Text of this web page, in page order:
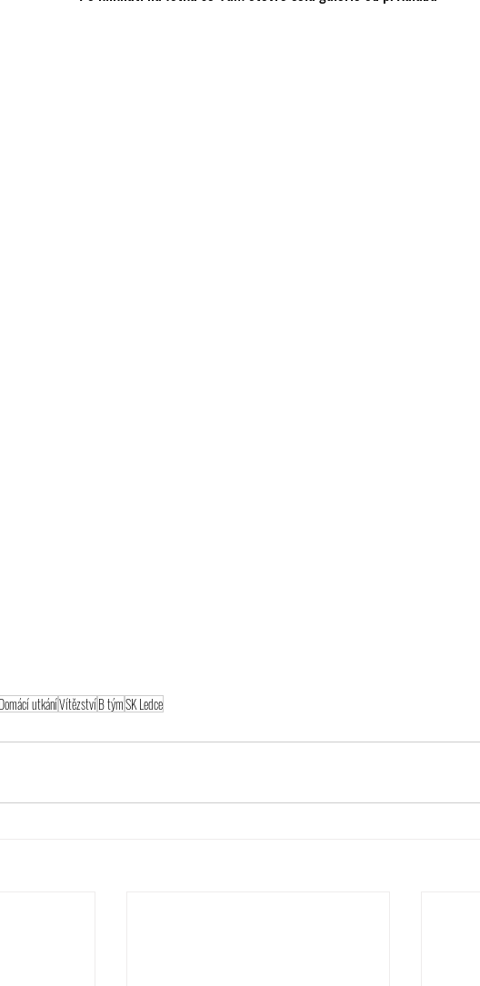
Domácí utkáníVítězstvíB týmSK Ledce